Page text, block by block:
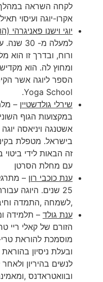
לקחה השראה במהלך
אקרו-יוגה ועיסוי תאילנדי
יוגי וישנו פאניגרהי (הודו
למעלה מ- 30
ורוח, ובדרך זו הוא
ומחוץ לה. הוא מקדיש
Yoga School.
שירלי גולדשטיין
במקצועות הגוף
אשטנגה ויניאסה יוגה
בישראל. מטפלת
זה הבאות לידי ביטוי
עם מחלת הסרטן
ענת כוכבי רון –
25 שנים. היוגה
,לשמחה ,התמדה
ענת גולד– תלמידה
הזורם של קאלי ריי
מוסמכת להוראת טרי-
ובעלת ניסיון בהוראת
לנשים בהיריון ולאחר
ובוואטראדנס